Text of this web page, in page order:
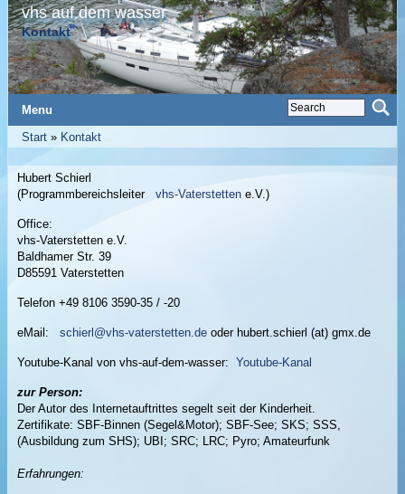
vhs auf dem wasser
Kontakt
Menu
Start» Kontakt
Hubert Schierl
(Programmbereichsleiter vhs-Vaterstettene.V.)
Office:
vhs-Vaterstetten e.V.
Baldhamer Str. 39
D85591 Vaterstetten
Telefon +49 8106 3590-35 / -20
eMail: schierl@vhs-vaterstetten.deoder hubert.schierl (at) gmx.de
Youtube-Kanal von vhs-auf-dem-wasser: Youtube-Kanal
zur Person:
Der Autor des Internetauftrittes segelt seit der Kinderheit.
Zertifikate: SBF-Binnen (Segel&Motor); SBF-See; SKS; SSS,
(Ausbildung zum SHS); UBI; SRC; LRC; Pyro; Amateurfunk
Erfahrungen: